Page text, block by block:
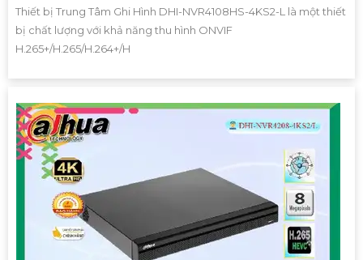
Thiết bị Trung Tâm Ghi Hình DHI-NVR4108HS-4KS2-L là một thiết
bị chất lượng với khả năng thu hình ONVIF
H.265+/H.265/H.264+/H